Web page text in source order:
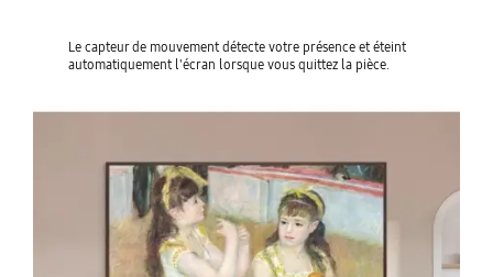
Le capteur de mouvement détecte votre présence et éteint
automatiquement l'écran lorsque vous quittez la pièce.